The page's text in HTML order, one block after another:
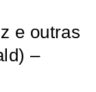
e outras
–